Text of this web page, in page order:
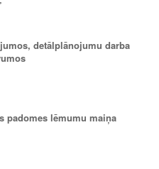
detālplānojumu darba
padomes lēmumu maiņa